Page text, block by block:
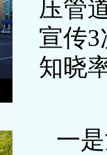
压管
宣传
知晓
一